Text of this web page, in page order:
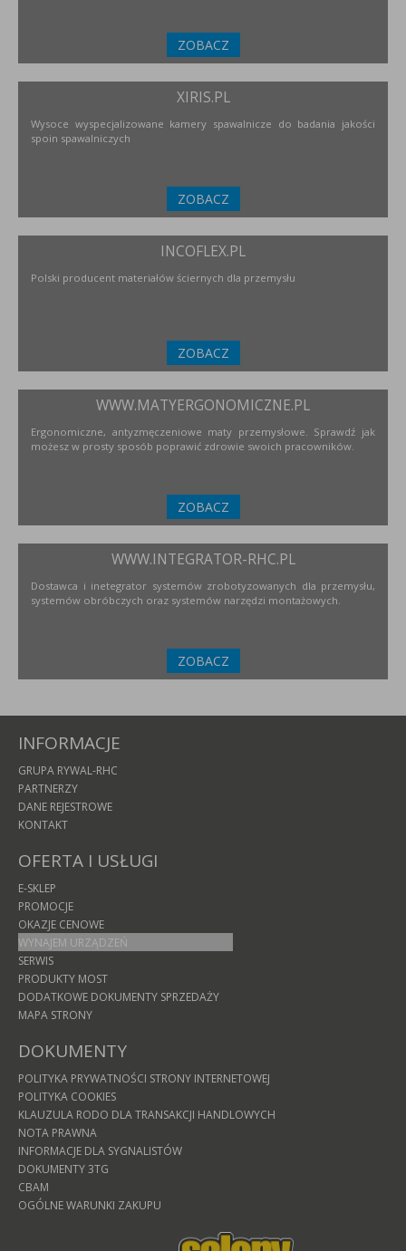
ZOBACZ
XIRIS.PL
Wysoce wyspecjalizowane kamery spawalnicze do badania jakości
spoin spawalniczych
ZOBACZ
INCOFLEX.PL
Polski producent materiałów ściernych dla przemysłu
ZOBACZ
WWW.MATYERGONOMICZNE.PL
Ergonomiczne, antyzmęczeniowe maty przemysłowe. Sprawdź jak
możesz w prosty sposób poprawić zdrowie swoich pracowników.
ZOBACZ
WWW.INTEGRATOR-RHC.PL
Dostawca i inetegrator systemów zrobotyzowanych dla przemysłu,
systemów obróbczych oraz systemów narzędzi montażowych.
ZOBACZ
INFORMACJE
GRUPA RYWAL-RHC
PARTNERZY
DANE REJESTROWE
KONTAKT
OFERTA I USŁUGI
E-SKLEP
PROMOCJE
OKAZJE CENOWE
WYNAJEM URZĄDZEŃ
SERWIS
PRODUKTY MOST
DODATKOWE DOKUMENTY SPRZEDAŻY
MAPA STRONY
DOKUMENTY
POLITYKA PRYWATNOŚCI STRONY INTERNETOWEJ
POLITYKA COOKIES
KLAUZULA RODO DLA TRANSAKCJI HANDLOWYCH
NOTA PRAWNA
INFORMACJE DLA SYGNALISTÓW
DOKUMENTY 3TG
CBAM
OGÓLNE WARUNKI ZAKUPU